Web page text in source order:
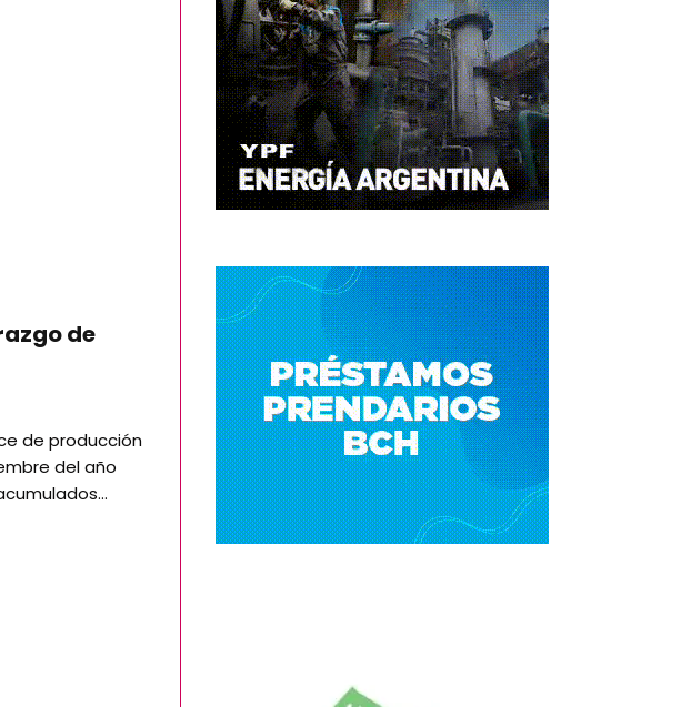
de
de producción
del año